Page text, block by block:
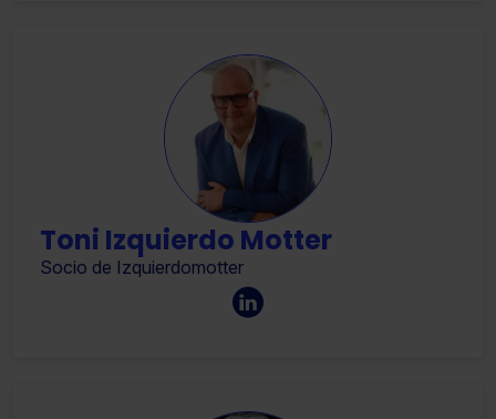
Toni Izquierdo Motter
Socio de Izquierdomotter